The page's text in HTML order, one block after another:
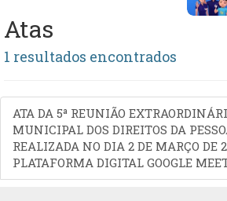
Atas
1 resultados encontrados
ATA DA 5ª REUNIÃO
MUNICIPAL DOS DIREITOS DA
REALIZADA NO DIA 2 DE MARÇO DE
PLATAFORMA DIGITAL GOOGLE